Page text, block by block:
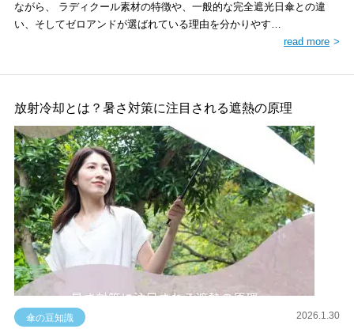
ながら、 ラディクール素材の特徴や、一般的な完全遮光日傘との違
い、そしてゼロアンドが選ばれている理由を分かりやす…
read more
放射冷却とは？暑さ対策に注目される遮熱の原理
傘の豆知識 2026.1.30